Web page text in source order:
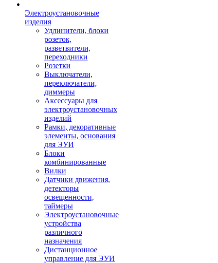
Электроустановочные
изделия
Удлинители, блоки
розеток,
разветвители,
переходники
Розетки
Выключатели,
переключатели,
диммеры
Аксессуары для
электроустановочных
изделий
Рамки, декоративные
элементы, основания
для ЭУИ
Блоки
комбинированные
Вилки
Датчики движения,
детекторы
освещенности,
таймеры
Электроустановочные
устройства
различного
назначения
Дистанционное
управление для ЭУИ